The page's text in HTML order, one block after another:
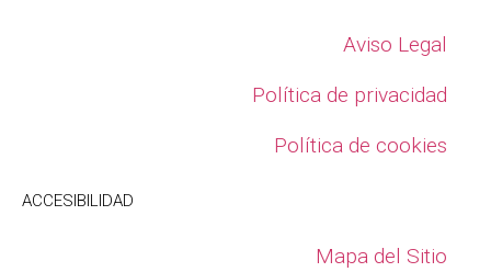
Aviso Legal
Política de privacidad
Política de cookies
ACCESIBILIDAD
Mapa del Sitio